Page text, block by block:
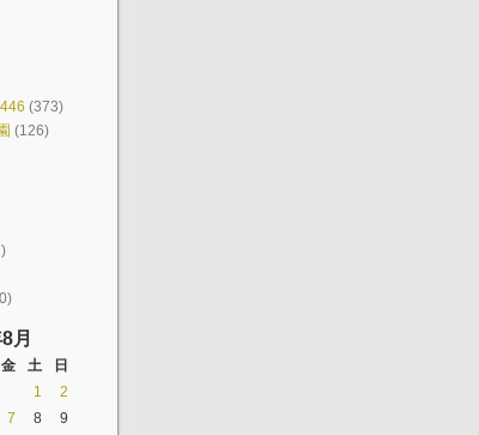
(373)
(126)
月
金 土 日
1
2
7 8
9